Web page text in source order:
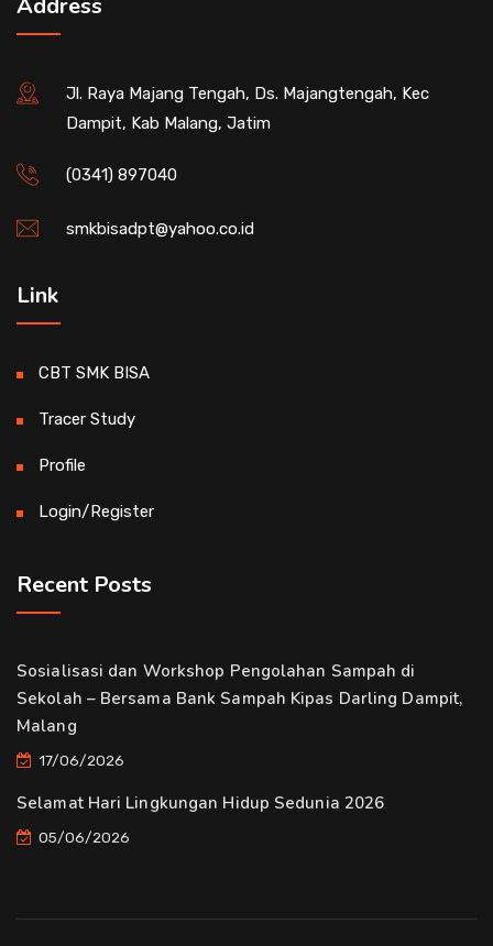
Address
Jl. Raya Majang Tengah, Ds. Majangtengah, Kec
Dampit, Kab Malang, Jatim
(0341) 897040
smkbisadpt@yahoo.co.id
Link
CBT SMK BISA
Tracer Study
Profile
Login/Register
Recent Posts
Sosialisasi dan Workshop Pengolahan Sampah di
Sekolah – Bersama Bank Sampah Kipas Darling Dampit,
Malang
17/06/2026
Selamat Hari Lingkungan Hidup Sedunia 2026
05/06/2026